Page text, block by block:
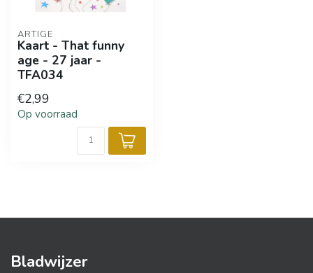
ARTIGE
Kaart - That funny
age - 27 jaar -
TFA034
€2,99
Op voorraad
Bladwijzer